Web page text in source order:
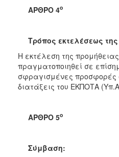
ΑΡΘΡΟ 4ο
Τρόπος εκτελέσεως
Η εκτέλεση της
πραγματοποιηθεί σε
σφραγισμένες
διατάξεις του ΕΚΠΟΤΑ
ΑΡΘΡΟ 5ο
Σύμβαση: